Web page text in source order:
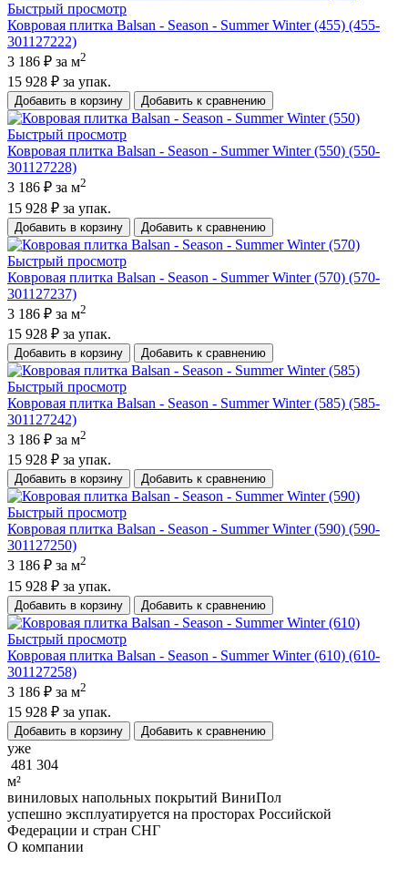
Быстрый просмотр
Ковровая плитка Balsan - Season - Summer Winter (455) (455-
301127222)
3 186 ₽ за м2
15 928 ₽ за упак.
Добавить в корзину Добавить к сравнению
Быстрый просмотр
Ковровая плитка Balsan - Season - Summer Winter (550) (550-
301127228)
3 186 ₽ за м2
15 928 ₽ за упак.
Добавить в корзину Добавить к сравнению
Быстрый просмотр
Ковровая плитка Balsan - Season - Summer Winter (570) (570-
301127237)
3 186 ₽ за м2
15 928 ₽ за упак.
Добавить в корзину Добавить к сравнению
Быстрый просмотр
Ковровая плитка Balsan - Season - Summer Winter (585) (585-
301127242)
3 186 ₽ за м2
15 928 ₽ за упак.
Добавить в корзину Добавить к сравнению
Быстрый просмотр
Ковровая плитка Balsan - Season - Summer Winter (590) (590-
301127250)
3 186 ₽ за м2
15 928 ₽ за упак.
Добавить в корзину Добавить к сравнению
Быстрый просмотр
Ковровая плитка Balsan - Season - Summer Winter (610) (610-
301127258)
3 186 ₽ за м2
15 928 ₽ за упак.
Добавить в корзину Добавить к сравнению
уже
481 304
м²
виниловых напольных покрытий ВиниПол
успешно эксплуатируется на просторах Российской
Федерации и стран СНГ
О компании